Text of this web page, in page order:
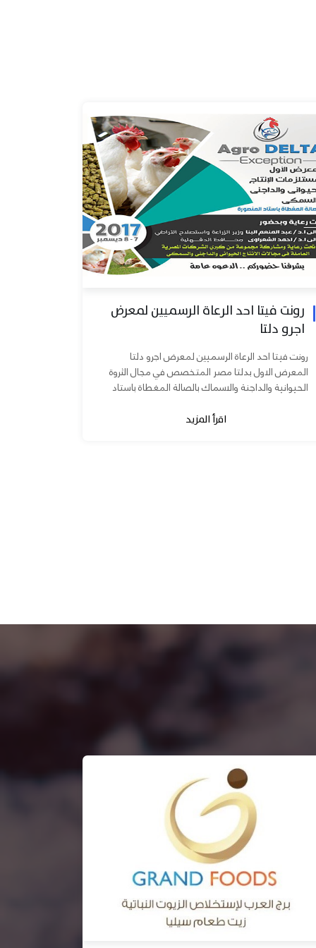
رونت فيتا احد الرعاة الرسميين لمعرض
اجرو دلتا
رونت فيتا احد الرعاة الرسميين لمعرض اجرو دلتا
المعرض الاول بدلتا مصر المتخصص في مجال الثروة
الحيوانية والداجنة والاسماك بالصالة المغطاة باستاد
اقرأ المزيد